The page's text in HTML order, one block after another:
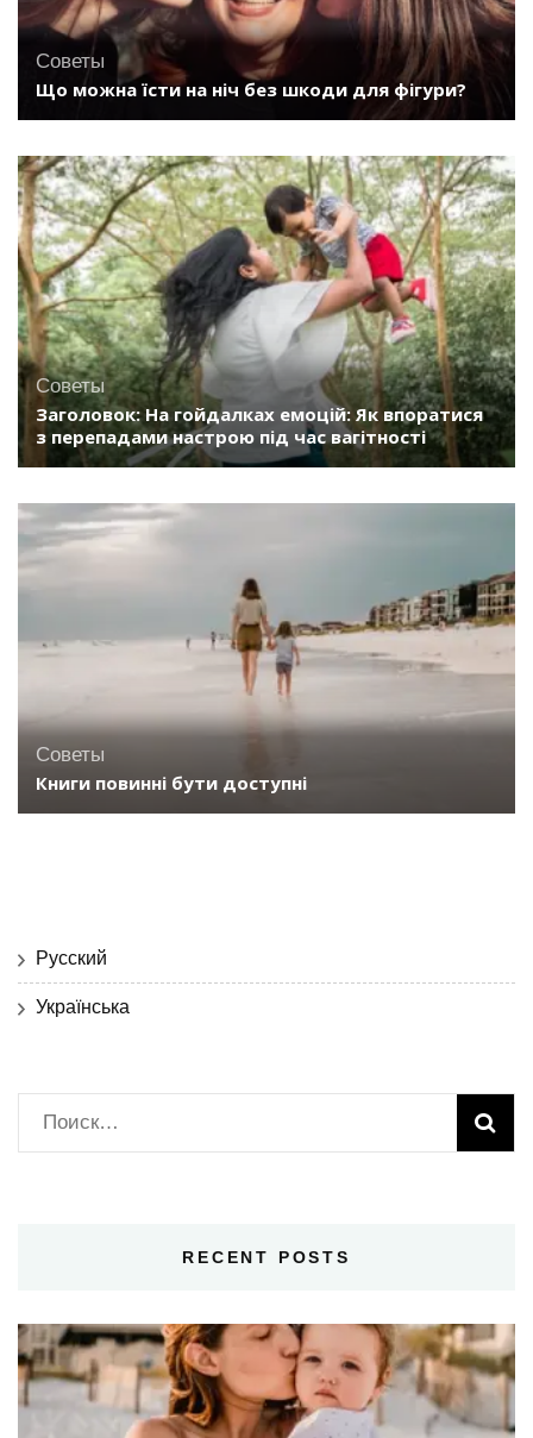
Советы
Що можна їсти на ніч без шкоди для фігури?
Советы
Заголовок: На гойдалках емоцій: Як впоратися
з перепадами настрою під час вагітності
Советы
Книги повинні бути доступні
Русский
Українська
Найти:
RECENT POSTS